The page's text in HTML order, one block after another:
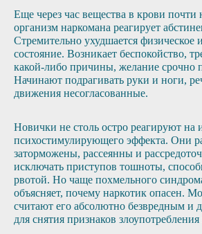
Еще через час вещества в крови почти
организм наркомана реагирует
Стремительно ухудшается физическое
состояние. Возникает беспокойство,
какой-либо причины, желание срочно
Начинают подрагивать руки и ноги,
движения несогласованные.
Новички не столь остро реагируют на
психостимулирующего эффекта. Они
заторможены, рассеянны и
исключать приступов тошноты,
рвотой. Но чаще похмельного
объясняет, почему наркотик опасен.
считают его абсолютно безвредным и
для снятия признаков